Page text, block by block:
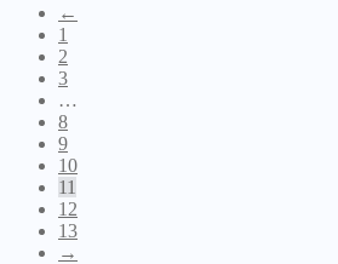
←
1
2
3
…
8
9
10
11
12
13
→